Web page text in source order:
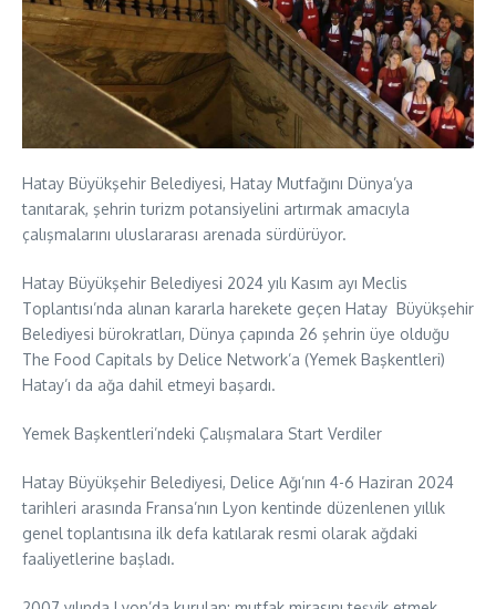
Hatay Büyükşehir Belediyesi, Hatay Mutfağını Dünya’ya
tanıtarak, şehrin turizm potansiyelini artırmak amacıyla
çalışmalarını uluslararası arenada sürdürüyor.
Hatay Büyükşehir Belediyesi 2024 yılı Kasım ayı Meclis
Toplantısı’nda alınan kararla harekete geçen Hatay Büyükşehir
Belediyesi bürokratları, Dünya çapında 26 şehrin üye olduğu
The Food Capitals by Delice Network’a (Yemek Başkentleri)
Hatay’ı da ağa dahil etmeyi başardı.
Yemek Başkentleri’ndeki Çalışmalara Start Verdiler
Hatay Büyükşehir Belediyesi, Delice Ağı’nın 4-6 Haziran 2024
tarihleri arasında Fransa’nın Lyon kentinde düzenlenen yıllık
genel toplantısına ilk defa katılarak resmi olarak ağdaki
faaliyetlerine başladı.